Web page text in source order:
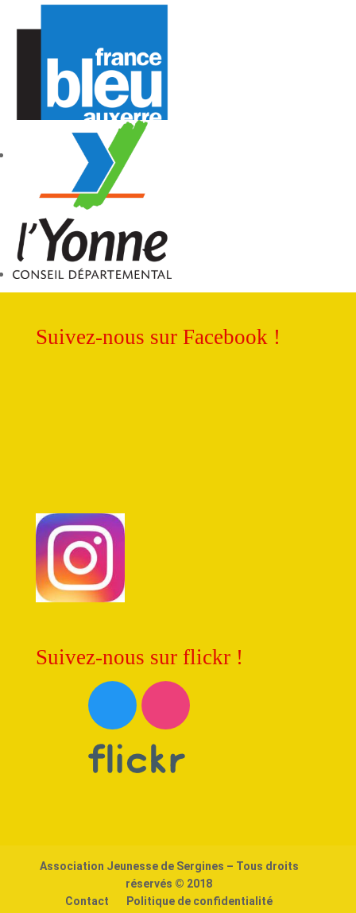
Suivez-nous sur Facebook !
Suivez-nous sur flickr !
Association Jeunesse de Sergines – Tous droits
réservés © 2018
Contact
Politique de confidentialité